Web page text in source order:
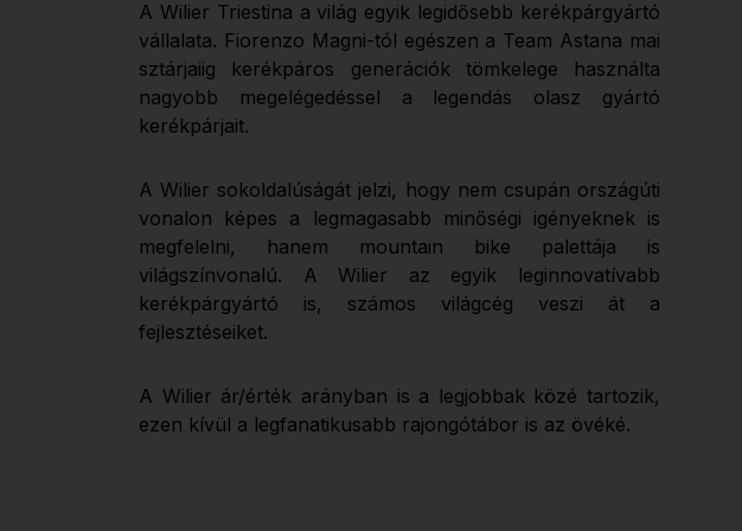
A Wilier Triestina a világ egyik legidősebb kerékpárgyártó
vállalata. Fiorenzo Magni-tól egészen a Team Astana mai
sztárjaiig kerékpáros generációk tömkelege használta
nagyobb megelégedéssel a legendás olasz gyártó
kerékpárjait.
A Wilier sokoldalúságát jelzi, hogy nem csupán országúti
vonalon képes a legmagasabb minőségi igényeknek is
megfelelni, hanem mountain bike palettája is
világszínvonalú. A Wilier az egyik leginnovatívabb
kerékpárgyártó is, számos világcég veszi át a
fejlesztéseiket.
A Wilier ár/érték arányban is a legjobbak közé tartozik,
ezen kívül a legfanatikusabb rajongótábor is az övéké.